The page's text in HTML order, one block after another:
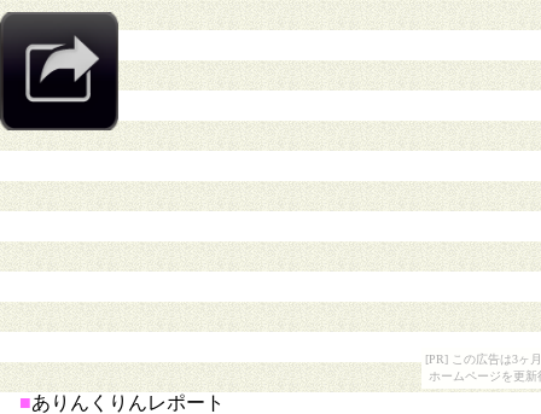
[PR] この広告は3ヶ
ホームページを更
■ありんくりんレポート